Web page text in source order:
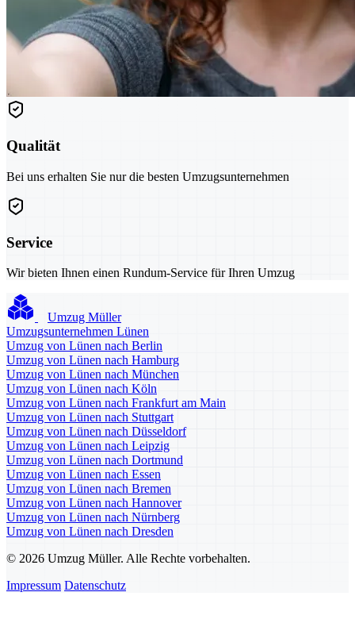
Qualität
Bei uns erhalten Sie nur die besten Umzugsunternehmen
Service
Wir bieten Ihnen einen Rundum-Service für Ihren Umzug
Umzug Müller
Umzugsunternehmen Lünen
Umzug von Lünen nach Berlin
Umzug von Lünen nach Hamburg
Umzug von Lünen nach München
Umzug von Lünen nach Köln
Umzug von Lünen nach Frankfurt am Main
Umzug von Lünen nach Stuttgart
Umzug von Lünen nach Düsseldorf
Umzug von Lünen nach Leipzig
Umzug von Lünen nach Dortmund
Umzug von Lünen nach Essen
Umzug von Lünen nach Bremen
Umzug von Lünen nach Hannover
Umzug von Lünen nach Nürnberg
Umzug von Lünen nach Dresden
© 2026 Umzug Müller. Alle Rechte vorbehalten.
Impressum Datenschutz